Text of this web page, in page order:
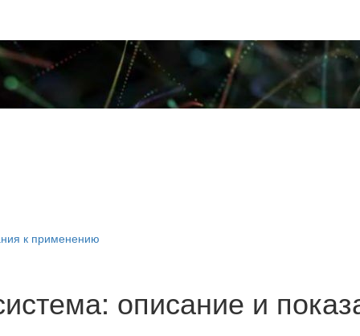
к применению
описание и